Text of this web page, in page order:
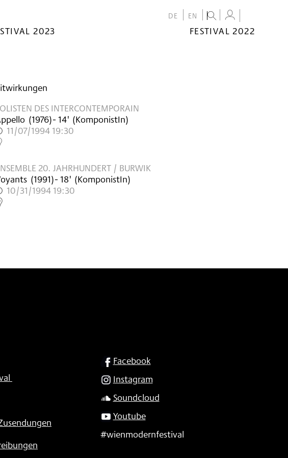
DE EN
2023
FESTIVAL 2022
DES INTERCONTEMPORAIN
(1976)- 14' (KomponistIn)
11/07/1994 19:30
20. JAHRHUNDERT / BURWIK
(1991)- 18' (KomponistIn)
10/31/1994 19:30
SOCIAL
Facebook
Instagram
Soundcloud
Youtube
#wienmodernfestival